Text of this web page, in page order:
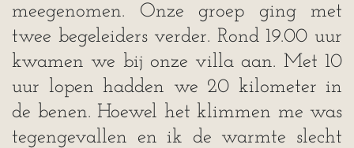
meegenomen. Onze groep ging met
twee begeleiders verder. Rond 19.00 uur
kwamen we bij onze villa aan. Met 10
uur lopen hadden we 20 kilometer in
de benen. Hoewel het klimmen me was
tegengevallen en ik de warmte slecht